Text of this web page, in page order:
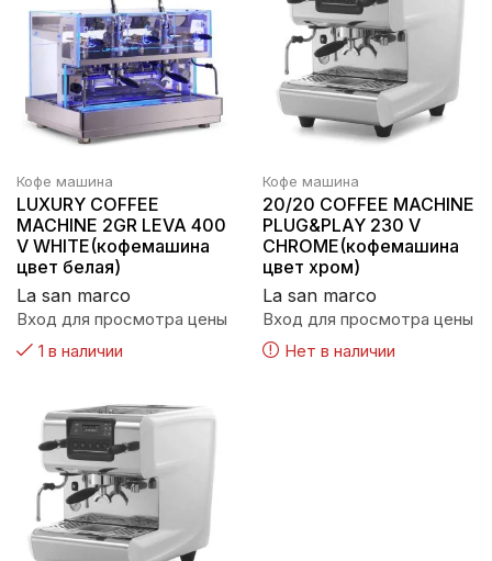
Кофе машина
LUXURY COFFEE
MACHINE 2GR LEVA 400
V WHITE(кофемашина
цвет белая)
La san marco
Вход для просмотра цены
1 в наличии
Кофе машина
20/20 COFFEE MACHINE
PLUG&PLAY 230 V
CHROME(кофемашина
цвет хром)
La san marco
Вход для просмотра цены
Нет в наличии